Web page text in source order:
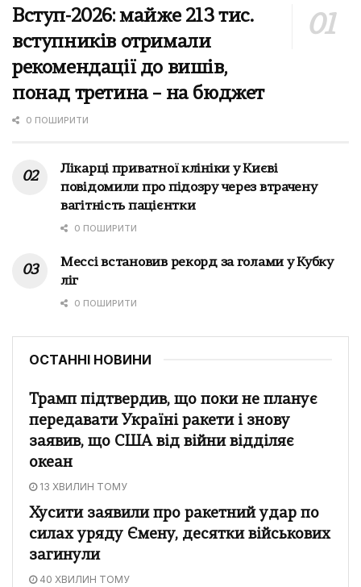
Вступ-2026: майже 213 тис.
вступників отримали
рекомендації до вишів,
понад третина – на бюджет
0 ПОШИРИТИ
Лікарці приватної клініки у Києві
повідомили про підозру через втрачену
вагітність пацієнтки
0 ПОШИРИТИ
Мессі встановив рекорд за голами у Кубку
ліг
0 ПОШИРИТИ
ОСТАННІ НОВИНИ
Трамп підтвердив, що поки не планує
передавати Україні ракети і знову
заявив, що США від війни відділяє
океан
13 ХВИЛИН ТОМУ
Хусити заявили про ракетний удар по
силах уряду Ємену, десятки військових
загинули
40 ХВИЛИН ТОМУ